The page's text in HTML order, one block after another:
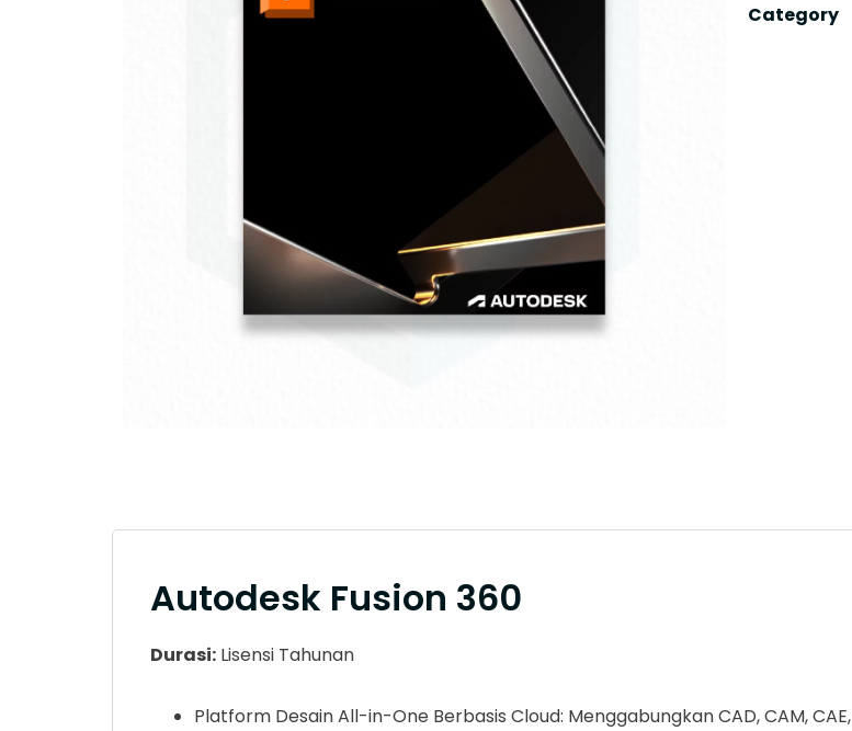
Category
Autodesk Fusion 360
Durasi: Lisensi Tahunan
Platform Desain All-in-One Berbasis Cloud: Menggabungkan CAD, CAM,